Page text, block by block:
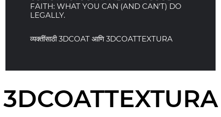
FAITH: WHAT YOU CAN (AND CAN'T) DO
LEGALLY.
व्यक्तींसाठी 3DCOAT आणि 3DCOATTEXTURA
3DCOATTEXTURA